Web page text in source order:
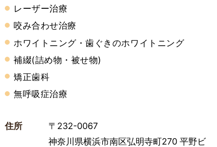
レーザー治療
咬み合わせ治療
ホワイトニング・歯ぐきのホワイトニング
補綴(詰め物・被せ物)
矯正歯科
無呼吸症治療
住所
〒232-0067
神奈川県横浜市南区弘明寺町270 平野ビ